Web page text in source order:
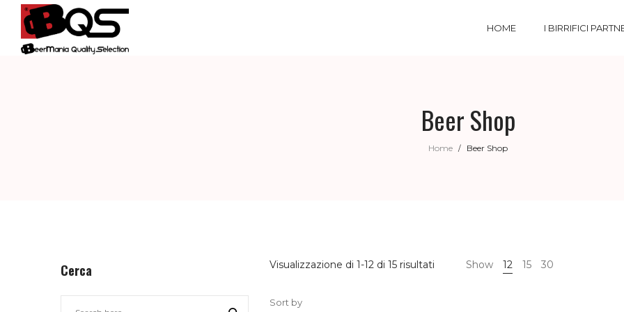
HOME I BIRRIFICI
Beer Shop
Home / Beer Shop
Visualizzazione di 1-12 di 15 risultati Show 12 15 30
Sort by
Cerca